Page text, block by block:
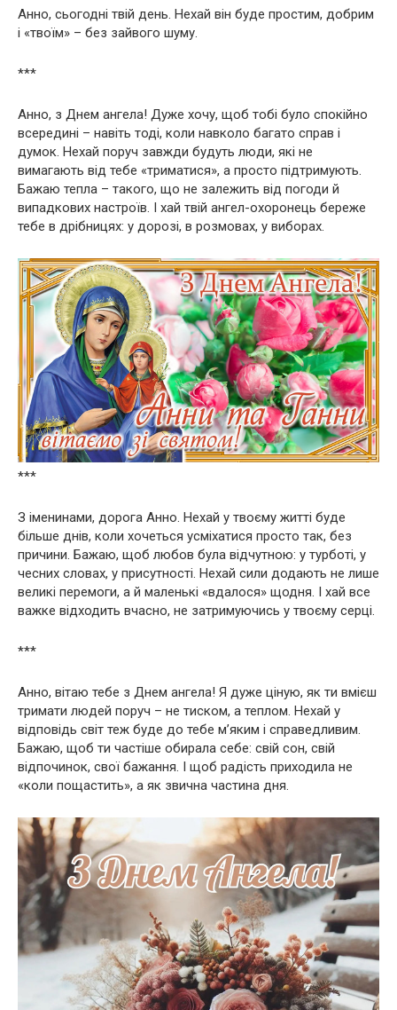
Анно, сьогодні твій день. Нехай він буде простим, добрим
і «твоїм» – без зайвого шуму.
***
Анно, з Днем ангела! Дуже хочу, щоб тобі було спокійно
всередині – навіть тоді, коли навколо багато справ і
думок. Нехай поруч завжди будуть люди, які не
вимагають від тебе «триматися», а просто підтримують.
Бажаю тепла – такого, що не залежить від погоди й
випадкових настроїв. І хай твій ангел-охоронець береже
тебе в дрібницях: у дорозі, в розмовах, у виборах.
***
З іменинами, дорога Анно. Нехай у твоєму житті буде
більше днів, коли хочеться усміхатися просто так, без
причини. Бажаю, щоб любов була відчутною: у турботі, у
чесних словах, у присутності. Нехай сили додають не лише
великі перемоги, а й маленькі «вдалося» щодня. І хай все
важке відходить вчасно, не затримуючись у твоєму серці.
***
Анно, вітаю тебе з Днем ангела! Я дуже ціную, як ти вмієш
тримати людей поруч – не тиском, а теплом. Нехай у
відповідь світ теж буде до тебе м’яким і справедливим.
Бажаю, щоб ти частіше обирала себе: свій сон, свій
відпочинок, свої бажання. І щоб радість приходила не
«коли пощастить», а як звична частина дня.